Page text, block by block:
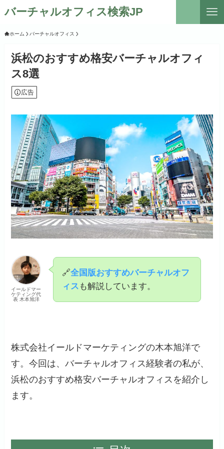
バーチャルオフィス検索JP
ホーム バーチャルオフィス
浜松のおすすめ格安バーチャルオフィ
ス8選
広告
イールドマー
ケティング代
表 木本旭洋
🔗全国版おすすめバーチャルオフ
ィス も解説しています。
株式会社イールドマーケティングの木本旭洋で
す。今回は、バーチャルオフィス経験者の私が、
浜松のおすすめ格安バーチャルオフィスを紹介し
ます。